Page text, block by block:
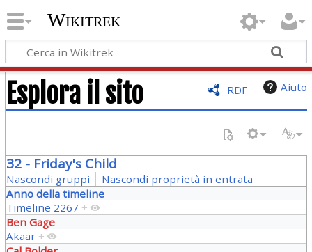
Wikitrek
RDF Aiuto
Esplora il sito
32 - Friday's Child
Nascondi gruppi
Nascondi proprietà in entrata
Anno della timeline
Timeline 2267 +
Ben Gage
Akaar +